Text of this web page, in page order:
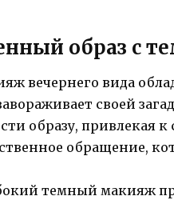
образ с
вечернего вида
своей
образу, привлекая
обращение,
темный макияж